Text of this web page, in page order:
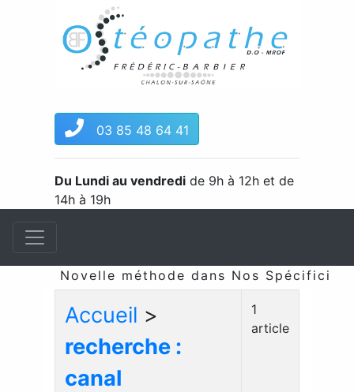
03 85 48 64 41
Du Lundi au vendredi de 9h à 12h et de
14h à 19h
Novelle méthode dans Nos
Accueil >
recherche :
canal
1
article